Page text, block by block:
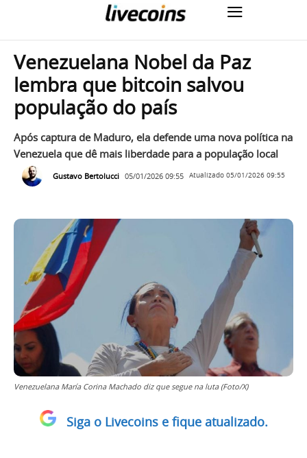
Venezuelana Nobel da Paz
lembra que bitcoin salvou
população do país
Após captura de Maduro, ela defende uma nova política na
Venezuela que dê mais liberdade para a população local
Gustavo Bertolucci 05/01/2026 09:55 Atualizado 05/01/2026 09:55
Venezuelana María Corina Machado diz que segue na luta (Foto/X)
Siga o Livecoins e fique atualizado.